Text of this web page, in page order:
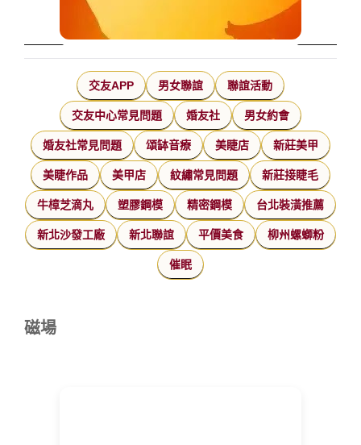
交友APP 男女聯誼 聯誼活動
交友中心常見問題 婚友社 男女約會
婚友社常見問題 頌缽音療 美睫店 新莊美甲
美睫作品 美甲店 紋繡常見問題 新莊接睫毛
牛樟芝滴丸 塑膠鋼模 精密鋼模 台北裝潢推薦
新北沙發工廠 新北聯誼 平價美食 柳州螺螄粉
催眠
磁場